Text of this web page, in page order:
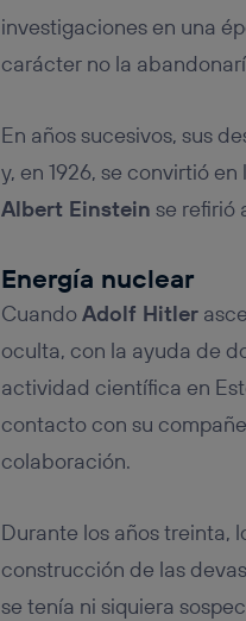
investigaciones en una
carácter no la
En años sucesivos, sus
y, en 1926, se convirtió
Albert Einstein se refirió
Energía nuclear
CuandoAdolf Hitler
oculta, con la ayuda de
actividad científica en
contacto con su
colaboración.
Durante los años treinta,
construcción de las
se tenía ni siquiera